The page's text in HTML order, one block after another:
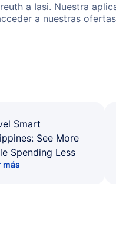
a Iasi. Nuestra
a nuestras
Smart
See More
Spending Less
más